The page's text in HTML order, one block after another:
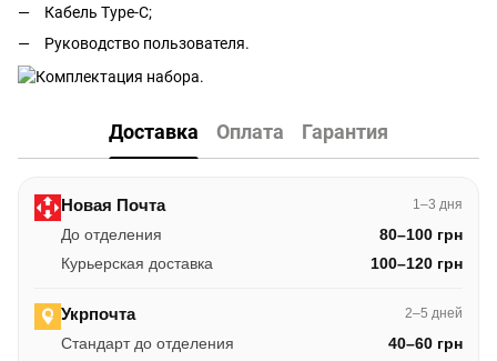
Кабель Type-C;
Руководство пользователя.
Доставка Оплата Гарантия
Новая Почта 1–3 дня
До отделения
80–100 грн
Курьерская доставка
100–120 грн
Укрпочта 2–5 дней
Стандарт до отделения
40–60 грн